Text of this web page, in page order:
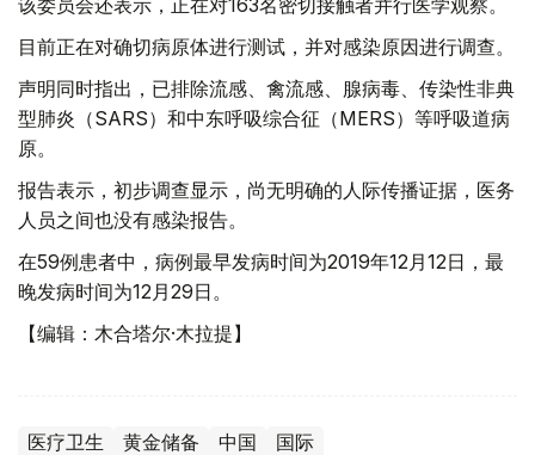
该委员会还表示，正在对163名密切接触者并行医学观察。
目前正在对确切病原体进行测试，并对感染原因进行调查。
声明同时指出，已排除流感、禽流感、腺病毒、传染性非典
型肺炎（SARS）和中东呼吸综合征（MERS）等呼吸道病
原。
报告表示，初步调查显示，尚无明确的人际传播证据，医务
人员之间也没有感染报告。
在59例患者中，病例最早发病时间为2019年12月12日，最
晚发病时间为12月29日。
【编辑：木合塔尔·木拉提】
医疗卫生 黄金储备 中国 国际